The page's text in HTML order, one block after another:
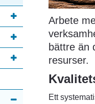
Arbete
bättre än
resurser.
Ett